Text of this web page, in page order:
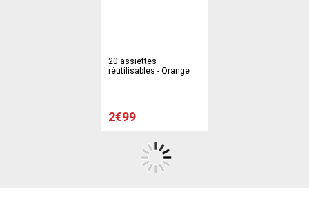
20 assiettes
réutilisables - Orange
2€99